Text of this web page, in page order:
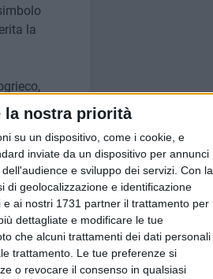
la nostra priorità
su un dispositivo, come i cookie, e
inviate da un dispositivo per annunci
e sviluppo dei servizi. Con la
di geolocalizzazione e identificazione
ai nostri 1731 partner il trattamento per
dettagliate e modificare le tue
che alcuni trattamenti dei dati personali
trattamento. Le tue preferenze si
o revocare il consenso in qualsiasi
la
Michele
la